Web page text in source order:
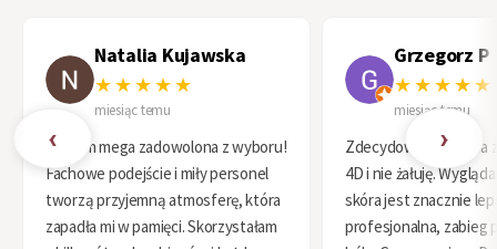
‹
Natalia Kujawska
★★★★★
miesiąc temu
Jestem mega zadowolona z wyboru!
Fachowe podejście i miły personel
tworzą przyjemną atmosferę, która
zapadła mi w pamięci. Skorzystałam
Grzegorz P
★★★★★
miesiąc temu
Zdecydowałem się na
4D i nie żałuję.
skóra jest znacznie
profesjonalna, zabieg
›